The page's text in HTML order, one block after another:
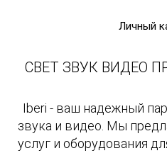
Личный
СВЕТ ЗВУК ВИДЕО
Iberi - ваш надежный
звука и видео. Мы
услуг и оборудования